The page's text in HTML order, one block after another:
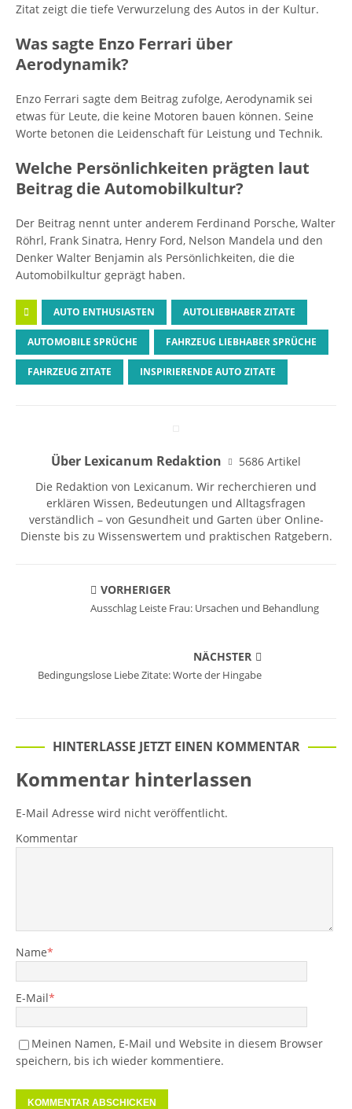
Zitat zeigt die tiefe Verwurzelung des Autos in der Kultur.
Was sagte Enzo Ferrari über
Aerodynamik?
Enzo Ferrari sagte dem Beitrag zufolge, Aerodynamik sei
etwas für Leute, die keine Motoren bauen können. Seine
Worte betonen die Leidenschaft für Leistung und Technik.
Welche Persönlichkeiten prägten laut
Beitrag die Automobilkultur?
Der Beitrag nennt unter anderem Ferdinand Porsche, Walter
Röhrl, Frank Sinatra, Henry Ford, Nelson Mandela und den
Denker Walter Benjamin als Persönlichkeiten, die die
Automobilkultur geprägt haben.
AUTO ENTHUSIASTEN AUTOLIEBHABER ZITATE
AUTOMOBILE SPRÜCHE FAHRZEUG LIEBHABER SPRÜCHE
FAHRZEUG ZITATE INSPIRIERENDE AUTO ZITATE
Über Lexicanum Redaktion
5686 Artikel
Die Redaktion von Lexicanum. Wir recherchieren und
erklären Wissen, Bedeutungen und Alltagsfragen
verständlich – von Gesundheit und Garten über Online-
Dienste bis zu Wissenswertem und praktischen Ratgebern.
VORHERIGER
Ausschlag Leiste Frau: Ursachen und Behandlung
NÄCHSTER
Bedingungslose Liebe Zitate: Worte der Hingabe
HINTERLASSE JETZT EINEN KOMMENTAR
Kommentar hinterlassen
E-Mail Adresse wird nicht veröffentlicht.
Kommentar
Name*
E-Mail*
Meinen Namen, E-Mail und Website in diesem Browser
speichern, bis ich wieder kommentiere.